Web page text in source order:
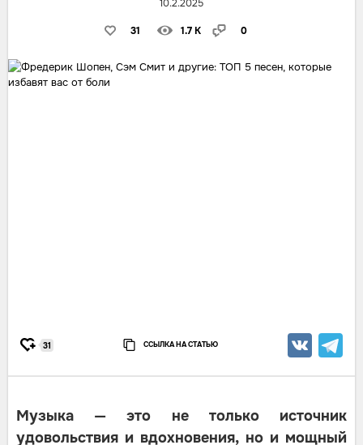
10.2.2025
31 1.7 K 0
31 ССЫЛКА НА СТАТЬЮ
Музыка — это не только источник
удовольствия и вдохновения, но и мощный